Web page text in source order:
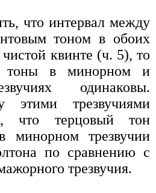
что интервал между
тоном в обоих
чистой квинте (ч. 5), то
тоны в минорном и
одинаковы.
этими трезвучиями
что терцовый тон
минорном трезвучии
по сравнению с
трезвучия.